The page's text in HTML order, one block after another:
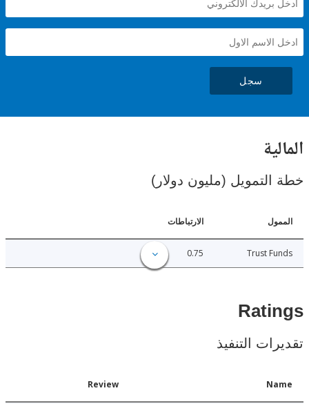
(مليون دولار)
الارتباطات
Trust
التنفيذ